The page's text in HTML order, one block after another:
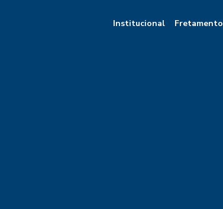
Institucional Fretamento